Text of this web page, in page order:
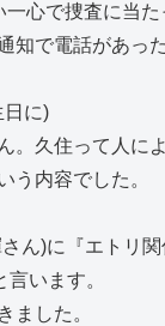
心で捜査に当
知で電話があっ
日に)
。久住って人に
う内容でした。
ん)に『エトリ
います。
ました。